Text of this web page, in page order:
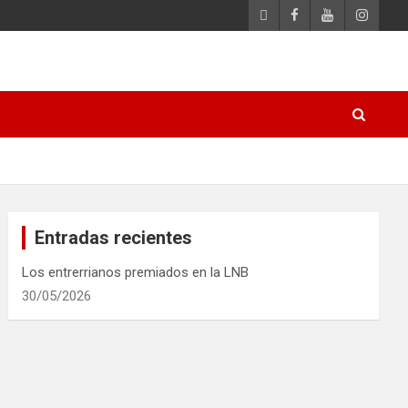
Entradas recientes
Los entrerrianos premiados en la LNB
30/05/2026